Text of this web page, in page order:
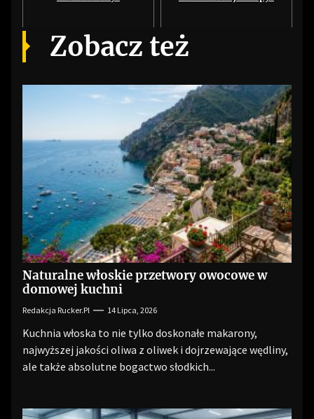
Zobacz też
Naturalne włoskie przetwory owocowe w
domowej kuchni
Redakcja Rucker.pl 14 Lipca, 2026
Kuchnia włoska to nie tylko doskonałe makarony,
najwyższej jakości oliwa z oliwek i dojrzewające wędliny,
ale także absolutne bogactwo słodkich...